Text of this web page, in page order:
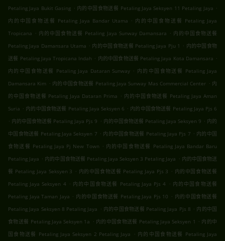
Petaling Jaya Bukit Gasing . 内的中国食物送餐 Petaling Jaya Seksyen 11 Petaling Jaya .
内的中国食物送餐 Petaling Jaya Bandar Utama . 内的中国食物送餐 Petaling Jaya
Tropicana . 内的中国食物送餐 Petaling Jaya Sunway Damansara . 内的中国食物送餐
Petaling Jaya Damansara Utama . 内的中国食物送餐 Petaling Jaya Pju 1 . 内的中国食物
送餐 Petaling Jaya Tropicana Indah . 内的中国食物送餐 Petaling Jaya Kota Damansara .
内的中国食物送餐 Petaling Jaya Dataran Sunway . 内的中国食物送餐 Petaling Jaya
Damansara Kim . 内的中国食物送餐 Petaling Jaya Sunway Mas Commercial Center . 内
的中国食物送餐 Petaling Jaya Dataran Prima . 内的中国食物送餐 Petaling Jaya Aman
Suria . 内的中国食物送餐 Petaling Jaya Seksyen 6 . 内的中国食物送餐 Petaling Jaya Pjs 6
. 内的中国食物送餐 Petaling Jaya Pjs 9 . 内的中国食物送餐 Petaling Jaya Seksyen 9 . 内的
中国食物送餐 Petaling Jaya Seksyen 7 . 内的中国食物送餐 Petaling Jaya Pjs 7 . 内的中国
食物送餐 Petaling Jaya Pj New Town . 内的中国食物送餐 Petaling Jaya Bandar Baru
Petaling Jaya . 内的中国食物送餐 Petaling Jaya Seksyen 3 Petaling Jaya . 内的中国食物送
餐 Petaling Jaya Seksyen 3 . 内的中国食物送餐 Petaling Jaya Pjs 3 . 内的中国食物送餐
Petaling Jaya Seksyen 4 . 内的中国食物送餐 Petaling Jaya Pjs 4 . 内的中国食物送餐
Petaling Jaya Taman Jaya . 内的中国食物送餐 Petaling Jaya Pjs 10 . 内的中国食物送餐
Petaling Jaya Seksyen 8 Petaling Jaya . 内的中国食物送餐 Petaling Jaya Pjs 8 . 内的中国
食物送餐 Petaling Jaya Seksyen 1a . 内的中国食物送餐 Petaling Jaya Seksyen 1 . 内的中
国食物送餐 Petaling Jaya Seksyen 2 Petaling Jaya
. 内的中国食物送餐 Petaling Jaya